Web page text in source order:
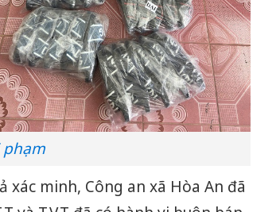
phạm
xác minh, Công an xã Hòa An đã